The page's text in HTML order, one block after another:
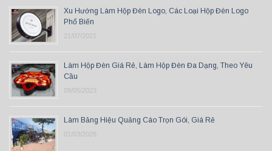
Xu Hướng Làm Hộp Đèn Logo, Các Loại Hộp Đèn Logo
Phổ Biến
21/07/2021
Làm Hộp Đèn Giá Rẻ, Làm Hộp Đèn Đa Dạng, Theo Yêu
Cầu
09/05/2023
Làm Bảng Hiệu Quảng Cáo Trọn Gói, Giá Rẻ
01/03/2026